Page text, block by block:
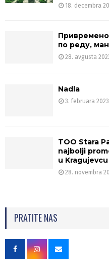
18. decembra
по реду,
28. avgusta
Nadla
3. februara
TOO Stara
najbolji
u Kragujevcu
28. novembra
PRATITE NAS